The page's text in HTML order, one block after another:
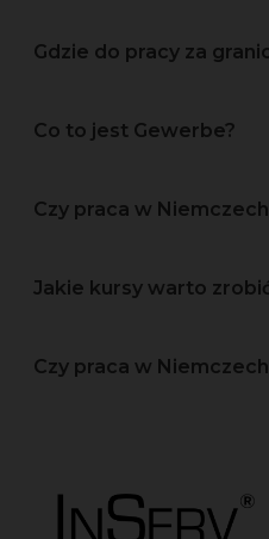
Gdzie do pracy za
Co to jest Gewerbe?
Czy praca w
Jakie kursy warto
Czy praca w